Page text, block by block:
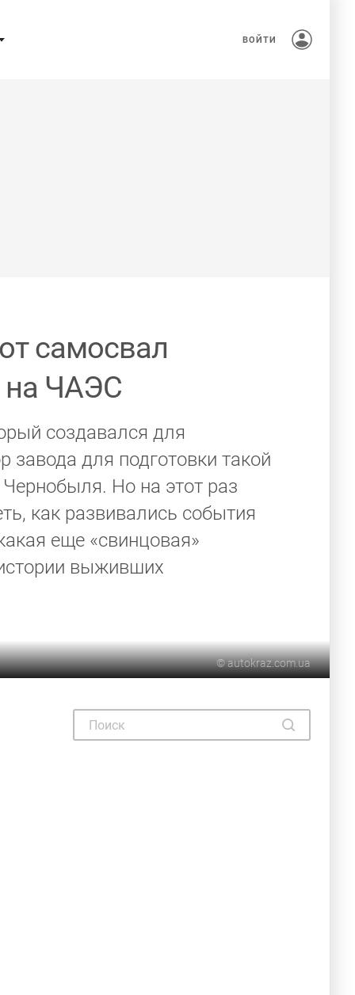
ВОЙТИ
самосвал
на ЧАЭС
создавался для
для подготовки такой
Но на этот раз
как развивались события
еще «свинцовая»
выживших
©autokraz.com.ua